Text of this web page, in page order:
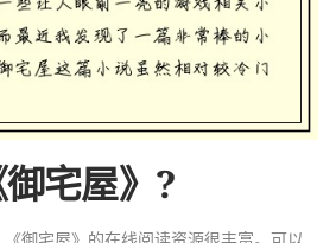
宅屋》?